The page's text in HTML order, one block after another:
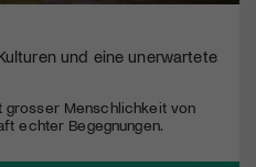
und eine unerwartete
grosser Menschlichkeit von
echter Begegnungen.